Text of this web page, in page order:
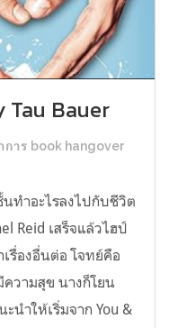
Tau Bauer
การ book hangover
ทำอะไรลงไปกับชีวิต
Reid เสร็จแล้วไฮป์
รื่องอื่นต่อ โจทย์คือ
ความสุข นางก็โยน
นำให้เริ่มจาก You &